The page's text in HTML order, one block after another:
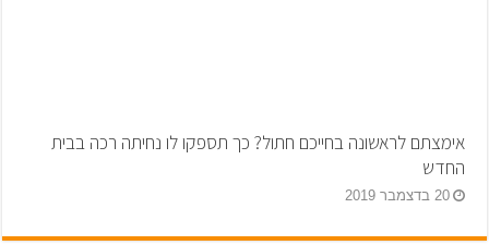
אימצתם לראשונה בחייכם חתול? כך תספקו לו נחיתה רכה בבית
החדש
20 בדצמבר 2019